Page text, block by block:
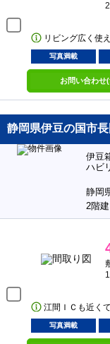
リビング広く使
写真満載
お問い合わせ
静岡県伊豆の国市長
伊豆
ハビ
静岡
2階
江間ＩＣも近く
写真満載